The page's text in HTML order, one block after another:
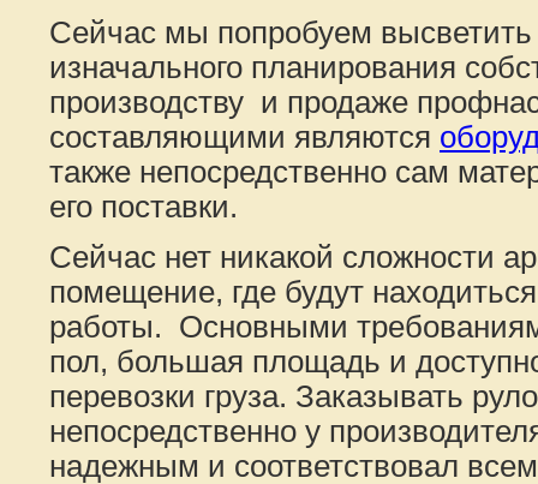
Сейчас мы попробуем
изначального планирования
производству и продаже
составляющими являются
также непосредственно сам
его поставки.
Сейчас нет никакой сложности
помещение, где будут
работы. Основными
пол, большая площадь и
перевозки груза. Заказывать
непосредственно у
надежным и соответствовал